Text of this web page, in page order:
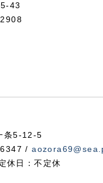
43
条5-12-5
6347 /
休日：不定休